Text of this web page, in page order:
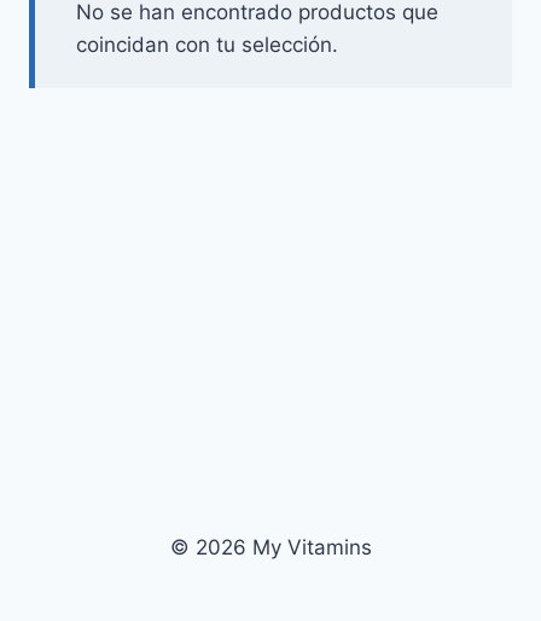
No se han encontrado productos que
coincidan con tu selección.
© 2026 My Vitamins